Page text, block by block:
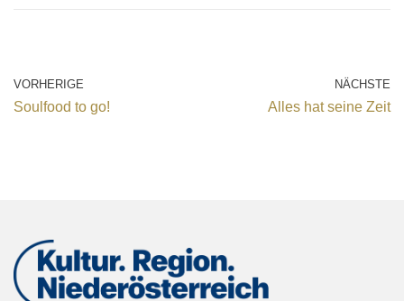
VORHERIGE
Soulfood to go!
NÄCHSTE
Alles hat seine Zeit